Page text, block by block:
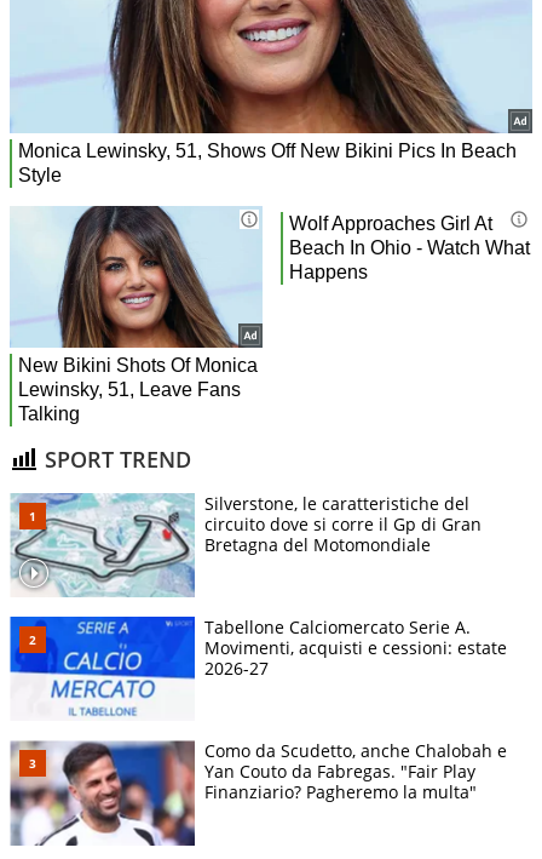
SPORT TREND
Silverstone, le caratteristiche del
circuito dove si corre il Gp di Gran
Bretagna del Motomondiale
Tabellone Calciomercato Serie A.
Movimenti, acquisti e cessioni: estate
2026-27
Como da Scudetto, anche Chalobah e
Yan Couto da Fabregas. "Fair Play
Finanziario? Pagheremo la multa"